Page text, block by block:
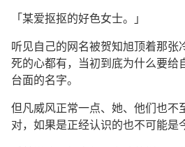
「某爱抠抠的好色女士。」
听见自己的网名被贺知旭顶着那张
死的心都有，当初到底为什么要给
台面的名字。
但凡威风正常一点、她、他们也不
对，如果是正经认识的也不可能是